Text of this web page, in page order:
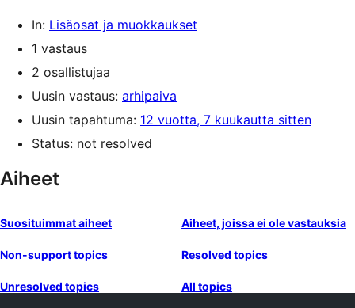
In: Lisäosat ja muokkaukset
1 vastaus
2 osallistujaa
Uusin vastaus: arhipaiva
Uusin tapahtuma: 12 vuotta, 7 kuukautta sitten
Status: not resolved
Aiheet
Suosituimmat aiheet Aiheet, joissa ei ole vastauksia
Non-support topics Resolved topics
Unresolved topics All topics